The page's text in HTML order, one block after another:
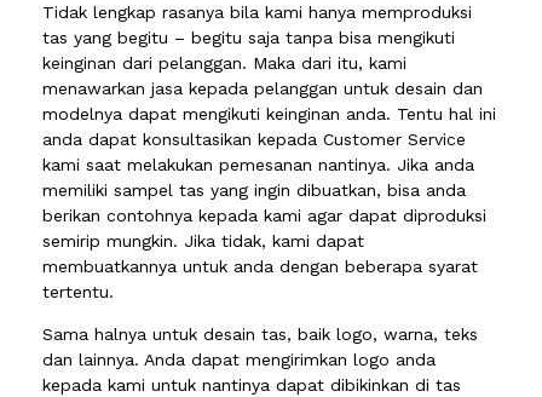
Tidak lengkap rasanya bila kami hanya memproduksi
tas yang begitu – begitu saja tanpa bisa mengikuti
keinginan dari pelanggan. Maka dari itu, kami
menawarkan jasa kepada pelanggan untuk desain dan
modelnya dapat mengikuti keinginan anda. Tentu hal ini
anda dapat konsultasikan kepada Customer Service
kami saat melakukan pemesanan nantinya. Jika anda
memiliki sampel tas yang ingin dibuatkan, bisa anda
berikan contohnya kepada kami agar dapat diproduksi
semirip mungkin. Jika tidak, kami dapat
membuatkannya untuk anda dengan beberapa syarat
tertentu.
Sama halnya untuk desain tas, baik logo, warna, teks
dan lainnya. Anda dapat mengirimkan logo anda
kepada kami untuk nantinya dapat dibikinkan di tas